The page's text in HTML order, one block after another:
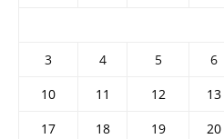
3
4 5 6
10
11 12 13
17
18 19 20